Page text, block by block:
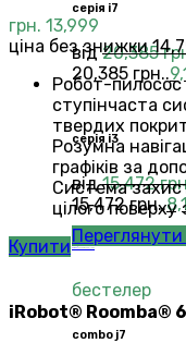
серія i7
від20,385
20,385 грн..
серія i3
від15,472
15,472 грн..
бестелер
combo j7
грн. 13,999
ціна без знижки
Робот-
ступінчаста
твердих
Розумна
графіків за
Система
цілого
Купити
iRobot® Roomba®